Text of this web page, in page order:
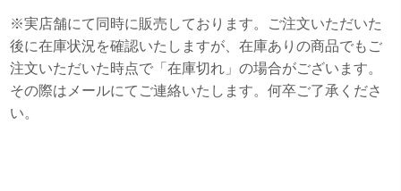
※実店舗にて同時に販売しております。ご注文いただいた
後に在庫状況を確認いたしますが、在庫ありの商品でもご
注文いただいた時点で「在庫切れ」の場合がございます。
その際はメールにてご連絡いたします。何卒ご了承くださ
い。